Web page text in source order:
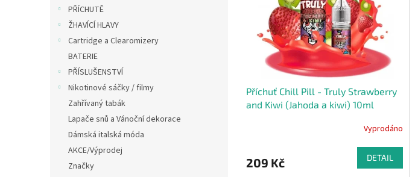
PŘÍCHUTĚ
ŽHAVÍCÍ HLAVY
Cartridge a Clearomizery
BATERIE
PŘÍSLUŠENSTVÍ
Nikotinové sáčky / filmy
Zahřívaný tabák
Lapače snů a Vánoční dekorace
Dámská italská móda
AKCE/Výprodej
Značky
Příchuť Chill Pill - Truly Strawberry
and Kiwi (Jahoda a kiwi) 10ml
Vyprodáno
209 Kč DETAIL